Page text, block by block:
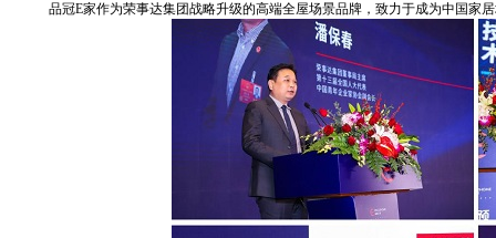
品冠E家作为荣事达集团战略升级的高端全屋场景品牌，致力于成为中国家